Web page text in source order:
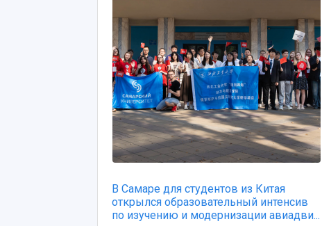
В Самаре для студентов из Китая
открылся образовательный интенсив
по изучению и модернизации авиадви...